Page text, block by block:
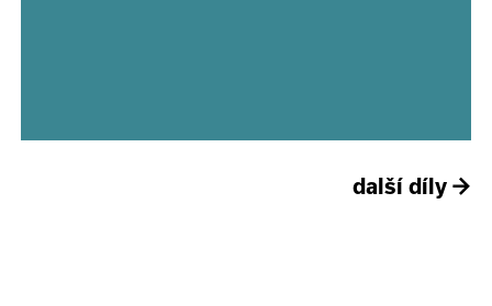
další díly →